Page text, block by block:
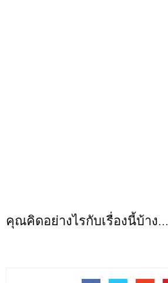
คุณคิดอย่างไรกับเรื่องนี้บ้าง...